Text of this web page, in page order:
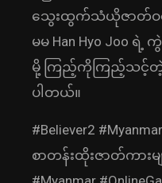
သွေးထွက်သံယိုဇာတ်ဝ
မမ Han Hyo Joo ရဲ့
မို့ ကြည့်ကိုကြည့်သင့်တဲ့
ပါတယ်။
#Believer2
စာတန်းထိုးဇာတ်ကားမျ